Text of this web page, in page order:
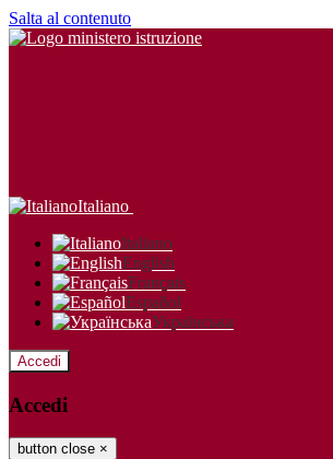
Salta al contenuto
Italiano
Italiano
English
Français
Español
Українська
Accedi
Accedi
button close ×